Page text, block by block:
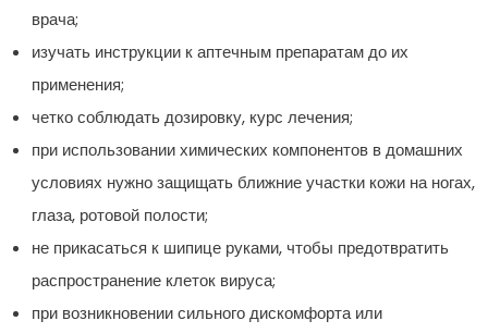
врача;
изучать инструкции к аптечным препаратам до их
применения;
четко соблюдать дозировку, курс лечения;
при использовании химических компонентов в домашних
условиях нужно защищать ближние участки кожи на ногах,
глаза, ротовой полости;
не прикасаться к шипице руками, чтобы предотвратить
распространение клеток вируса;
при возникновении сильного дискомфорта или